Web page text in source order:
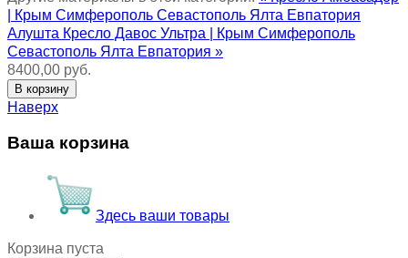
| Крым Симферополь Севастополь Ялта Евпатория
Алушта Кресло Давос Ультра | Крым Симферополь
Севастополь Ялта Евпатория »
8400,00 руб.
Наверх
Ваша корзина
Здесь ваши товары
Корзина пуста